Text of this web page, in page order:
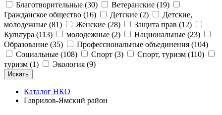
Благотворительные (30)
Ветеранские (19)
Гражданское общество (16)
Детские (2)
Детские,
молодежные (81)
Женские (28)
Защита прав (12)
Культура (113)
молодежные (2)
Национальные (23)
Образование (35)
Профессиональные объединения (104)
Социальные (108)
Спорт (3)
Спорт, туризм (110)
туризм (1)
Экология (9)
Каталог НКО
Гаврилов-Ямский район